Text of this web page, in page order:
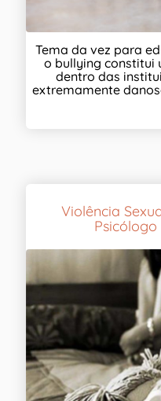
Tema da vez para
o bullying constitui
dentro das
extremamente
Violência